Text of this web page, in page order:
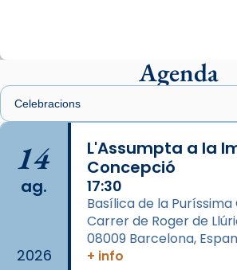
presidit aquest 27 de juliol la
Santes de Mataró.
🔗
📸 J. Merino
Photo
View on Facebook ·
Arquebisbat de
de Barcelona.
2 weeks ago
Agenda
14
ag.
2026
L'Assumpta a la
Concepció
17:30
Basílica de la
Carrer de Roger de
08009 Barcelona,
+ info